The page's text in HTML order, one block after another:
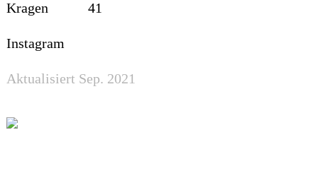
Kragen
41
Instagram
Aktualisiert Sep. 2021